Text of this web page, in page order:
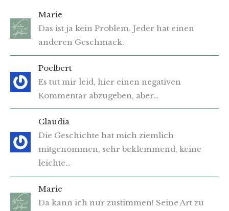
Marie
Das ist ja kein Problem. Jeder hat einen
anderen Geschmack.
Poelbert
Es tut mir leid, hier einen negativen
Kommentar abzugeben, aber…
Claudia
Die Geschichte hat mich ziemlich
mitgenommen, sehr beklemmend, keine
leichte…
Marie
Da kann ich nur zustimmen! Seine Art zu